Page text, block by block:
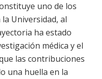
uno de los
Universidad, al
ha estado
médica y el
las contribuciones
una huella en la